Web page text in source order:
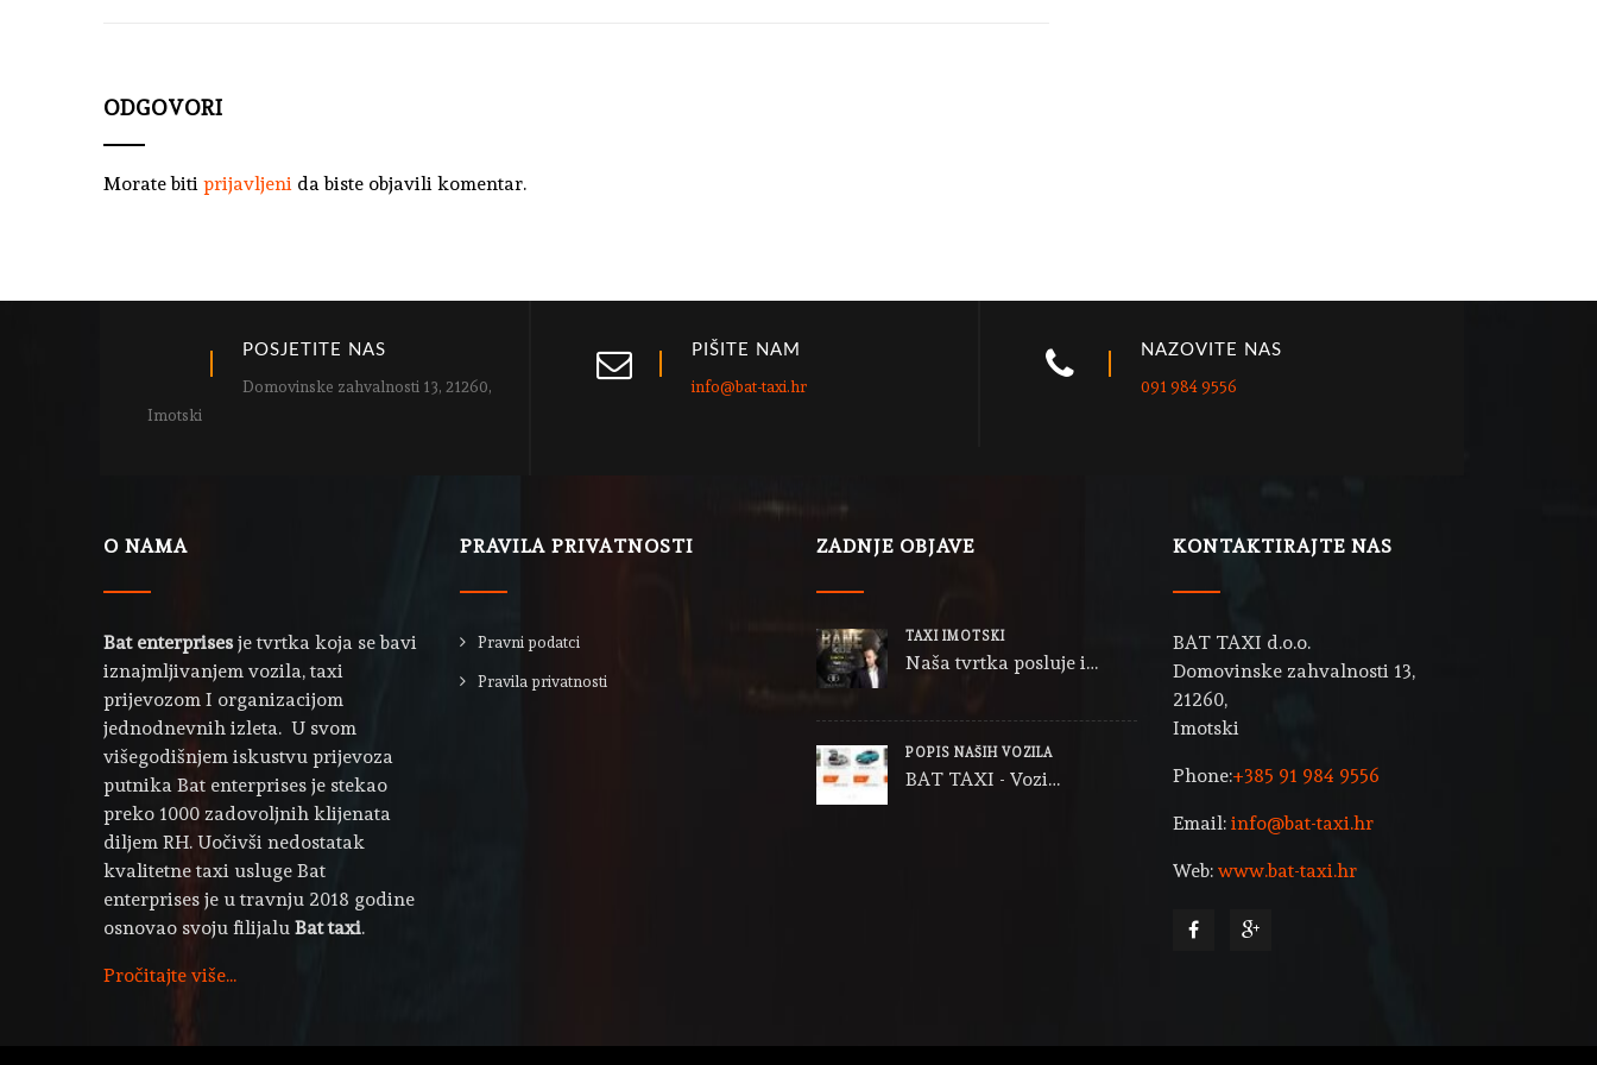
ODGOVORI
Morate biti prijavljeni da biste objavili komentar.
POSJETITE NAS
Domovinske zahvalnosti 13, 21260,
Imotski
PIŠITE NAM
info@bat-taxi.hr
NAZOVITE NAS
091 984 9556
O NAMA
Bat enterprises je tvrtka koja se bavi
iznajmljivanjem vozila, taxi
prijevozom I organizacijom
jednodnevnih izleta. U svom
višegodišnjem iskustvu prijevoza
putnika Bat enterprises je stekao
preko 1000 zadovoljnih klijenata
diljem RH. Uočivši nedostatak
kvalitetne taxi usluge Bat
enterprises je u travnju 2018 godine
osnovao svoju filijalu Bat taxi.
Pročitajte više...
PRAVILA PRIVATNOSTI
Pravni podatci
Pravila privatnosti
ZADNJE OBJAVE
TAXI IMOTSKI
Naša tvrtka posluje i…
POPIS NAŠIH VOZILA
BAT TAXI - Vozi…
KONTAKTIRAJTE NAS
BAT TAXI d.o.o.
Domovinske zahvalnosti 13,
21260,
Imotski
Phone:+385 91 984 9556
Email: info@bat-taxi.hr
Web: www.bat-taxi.hr